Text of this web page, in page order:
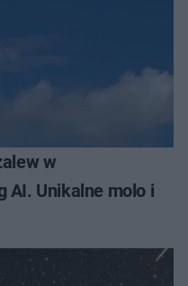
w
AI. Unikalne molo i